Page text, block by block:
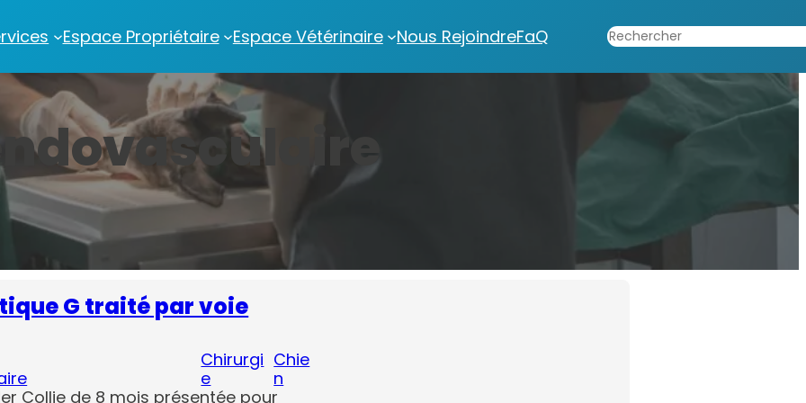
Espace Propriétaire Espace Vétérinaire Nous RejoindreFaQ Rechercher
G traité par voie
Chirurgi
e
Chie
n
Collie de 8 mois présentée pour